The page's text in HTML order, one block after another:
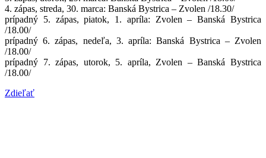
4. zápas, streda, 30. marca: Banská Bystrica – Zvolen /18.30/
prípadný 5. zápas, piatok, 1. apríla: Zvolen – Banská Bystrica
/18.00/
prípadný 6. zápas, nedeľa, 3. apríla: Banská Bystrica – Zvolen
/18.00/
prípadný 7. zápas, utorok, 5. apríla, Zvolen – Banská Bystrica
/18.00/
Zdieľať